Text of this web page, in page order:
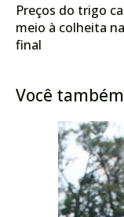
Preços do trigo
meio à colheita
final
Você